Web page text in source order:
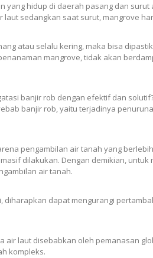
yang hidup di daerah pasang dan surut
laut sedangkan saat surut, mangrove
atau selalu kering, maka bisa
mangrove, tidak akan
banjir rob dengan efektif dan
banjir rob, yaitu terjadinya
pengambilan air tanah yang
dilakukan. Dengan demikian,
air tanah.
diharapkan dapat mengurangi
air laut disebabkan oleh pemanasan
kompleks.